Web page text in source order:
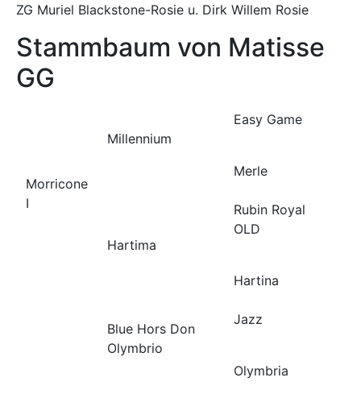
ZG Muriel Blackstone-Rosie u. Dirk Willem Rosie
Stammbaum von Matisse
GG
Morricone
I
Millennium
Easy Game
Merle
Hartima
Rubin Royal
OLD
Hartina
Blue Hors Don
Olymbrio
Jazz
Olymbria